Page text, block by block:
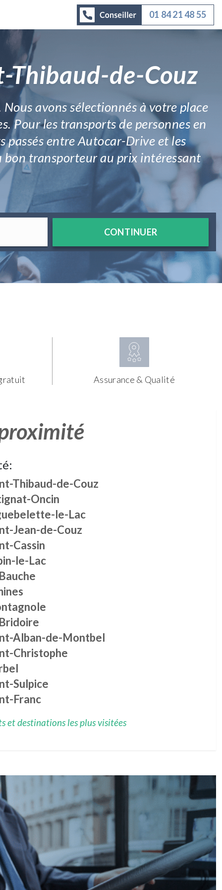
01 84 21 48 55
Thibaud-de-Couz
avons sélectionnés à votre place
Pour les transports de personnes en
passés entre Autocar-Drive et les
transporteur au prix intéressant
CONTINUER
Assurance & Qualité
Thibaud-de-Couz
Oncin
le-Lac
Jean-de-Couz
Cassin
le-Lac
Alban-de-Montbel
Christophe
Sulpice
Franc
et destinations les plus visitées